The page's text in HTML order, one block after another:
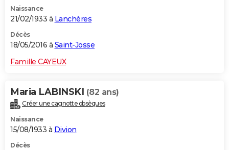
Naissance
21/02/1933 à Lanchères
Décès
18/05/2016 à Saint-Josse
Famille CAYEUX
Maria LABINSKI (82 ans)
Créer une cagnotte obsèques
Naissance
15/08/1933 à Divion
Décès